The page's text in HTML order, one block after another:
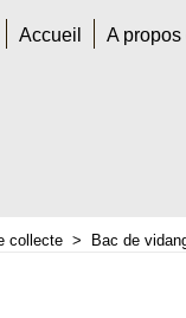
Accueil A
collecte > Bac de